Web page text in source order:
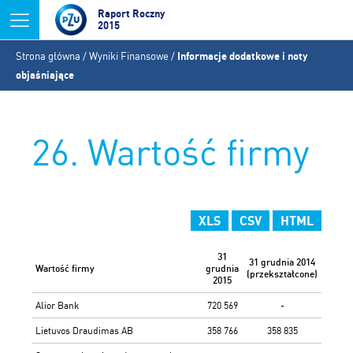
Jump to navigation
Raport Roczny
2015
Jesteś
tutaj
Strona główna /Wyniki Finansowe / Informacje dodatkowe i noty
objaśniające
26. Wartość firmy
XLS CSV HTML
Wartość firmy
31
grudnia
2015
31 grudnia 2014
(przekształcone)
Alior Bank 720 569 -
Lietuvos Draudimas AB 358 766 358 835